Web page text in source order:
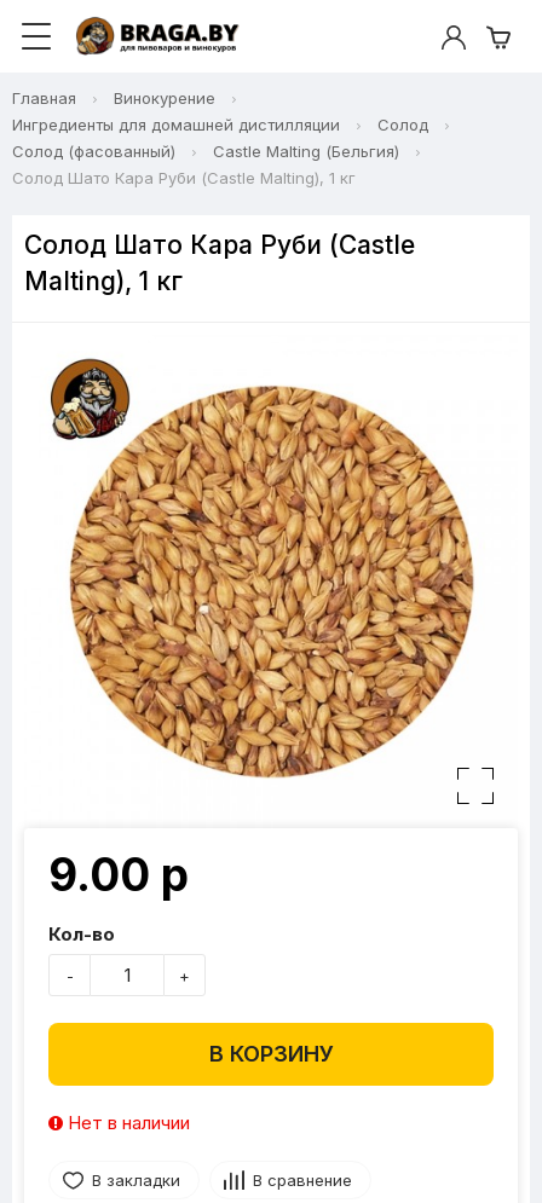
Главная
Винокурение
Ингредиенты для домашней дистилляции
Солод
Солод (фасованный)
Castle Malting (Бельгия)
Солод Шато Кара Руби (Castle Malting), 1 кг
Солод Шато Кара Руби (Castle
Malting), 1 кг
9.00 р
Кол-во
- +
В КОРЗИНУ
Нет в наличии
В закладки В сравнение